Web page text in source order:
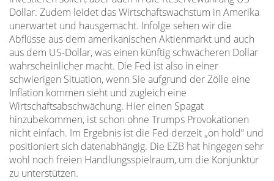
Dollar. Zudem leidet das Wirtschaftswachstum in Amerika
unerwartet und hausgemacht. Infolge sehen wir die
Abflüsse aus dem amerikanischen Aktienmarkt und auch
aus dem US-Dollar, was einen künftig schwächeren Dollar
wahrscheinlicher macht. Die Fed ist also in einer
schwierigen Situation, wenn Sie aufgrund der Zölle eine
Inflation kommen sieht und zugleich eine
Wirtschaftsabschwächung. Hier einen Spagat
hinzubekommen, ist schon ohne Trumps Provokationen
nicht einfach. Im Ergebnis ist die Fed derzeit „on hold“ und
positioniert sich datenabhängig. Die EZB hat hingegen sehr
wohl noch freien Handlungsspielraum, um die Konjunktur
zu unterstützen.